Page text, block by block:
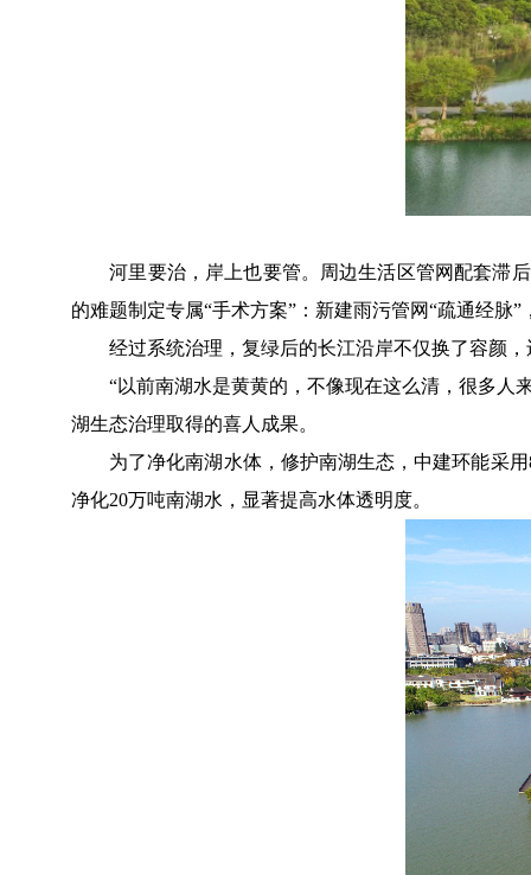
河里要治，岸上也要管。周边生活区管网配套滞后
的难题制定专属“手术方案”：新建雨污管网“疏通经脉
经过系统治理，复绿后的长江沿岸不仅换了容颜，
“以前南湖水是黄黄的，不像现在这么清，很多人来
湖生态治理取得的喜人成果。
为了净化南湖水体，修护南湖生态，中建环能采用
净化20万吨南湖水，显著提高水体透明度。